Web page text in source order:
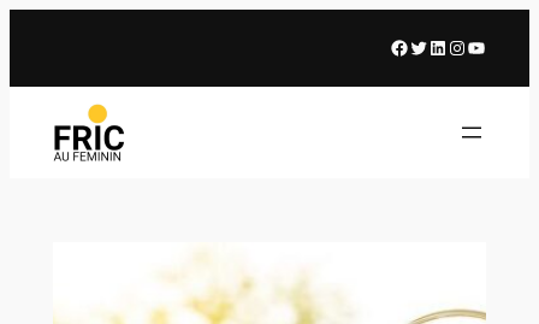
Facebook
X LinkedIn
Instagram